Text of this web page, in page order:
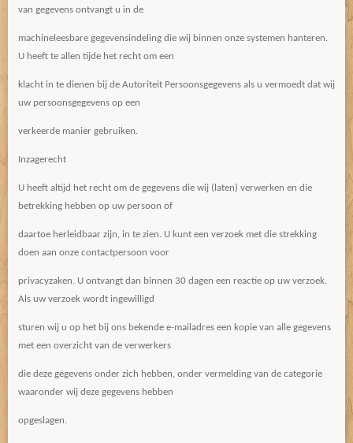
van gegevens ontvangt u in de
machineleesbare gegevensindeling die wij binnen onze systemen hanteren.
U heeft te allen tijde het recht om een
klacht in te dienen bij de Autoriteit Persoonsgegevens als u vermoedt dat wij
uw persoonsgegevens op een
verkeerde manier gebruiken.
Inzagerecht
U heeft altijd het recht om de gegevens die wij (laten) verwerken en die
betrekking hebben op uw persoon of
daartoe herleidbaar zijn, in te zien. U kunt een verzoek met die strekking
doen aan onze contactpersoon voor
privacyzaken. U ontvangt dan binnen 30 dagen een reactie op uw verzoek.
Als uw verzoek wordt ingewilligd
sturen wij u op het bij ons bekende e-mailadres een kopie van alle gegevens
met een overzicht van de verwerkers
die deze gegevens onder zich hebben, onder vermelding van de categorie
waaronder wij deze gegevens hebben
opgeslagen.